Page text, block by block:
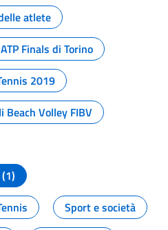
atlete
ATP Finals di Torino
2019
Beach Volley FIBV
Sport e società